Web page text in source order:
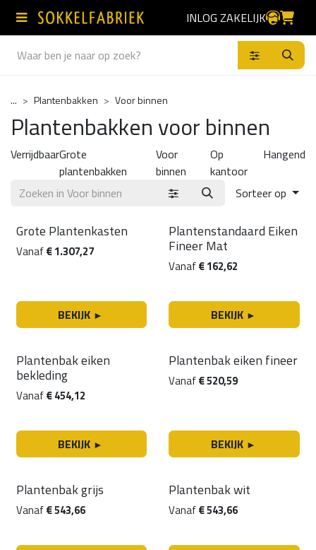
Overslaan naar inhoud
INLOG ZAKELIJK
Producten
... Plantenbakken Voor binnen
Plantenbakken voor binnen
VerrijdbaarGrote
plantenbakken
Voor
binnen
Op
kantoor
Hangend
Sorteer op
Grote Plantenkasten
Vanaf€1.307,27
BEKIJK ►
Plantenstandaard Eiken
Fineer Mat
Vanaf€162,62
BEKIJK ►
Plantenbak eiken
bekleding
Vanaf€454,12
BEKIJK ►
Plantenbak eiken fineer
Vanaf€520,59
BEKIJK ►
Plantenbak grijs
Vanaf€543,66
Plantenbak wit
Vanaf€543,66